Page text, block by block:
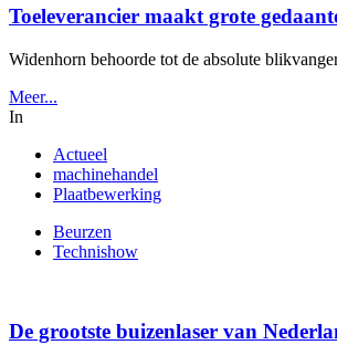
Toeleverancier maakt grote
Widenhorn behoorde tot de absolute
Meer...
In
Actueel
machinehandel
Plaatbewerking
Beurzen
Technishow
De grootste buizenlaser van